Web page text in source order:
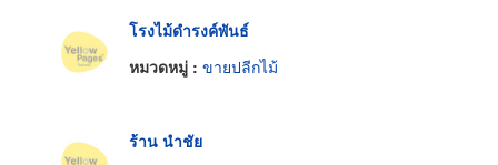
โรงไม้ดำรงค์พันธ์
หมวดหมู่ : ขายปลีกไม้
ร้าน นำชัย